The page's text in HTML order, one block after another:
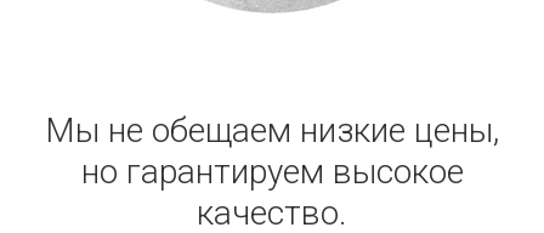
Мы не обещаем низкие цены,
но гарантируем высокое
качество.